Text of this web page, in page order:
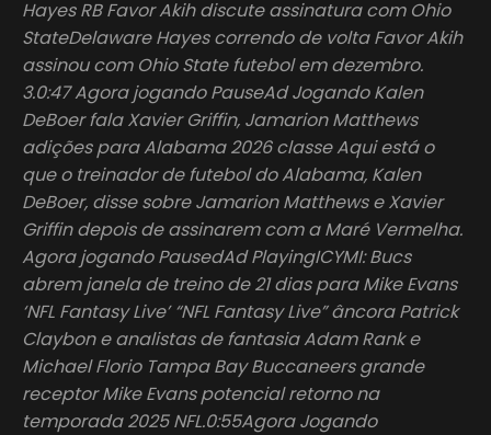
Hayes RB Favor Akih discute assinatura com Ohio
StateDelaware Hayes correndo de volta Favor Akih
assinou com Ohio State futebol em dezembro.
3.0:47 Agora jogando PauseAd Jogando Kalen
DeBoer fala Xavier Griffin, Jamarion Matthews
adições para Alabama 2026 classe Aqui está o
que o treinador de futebol do Alabama, Kalen
DeBoer, disse sobre Jamarion Matthews e Xavier
Griffin depois de assinarem com a Maré Vermelha.
Agora jogando PausedAd PlayingICYMI: Bucs
abrem janela de treino de 21 dias para Mike Evans
‘NFL Fantasy Live’ “NFL Fantasy Live” âncora Patrick
Claybon e analistas de fantasia Adam Rank e
Michael Florio Tampa Bay Buccaneers grande
receptor Mike Evans potencial retorno na
temporada 2025 NFL.0:55Agora Jogando